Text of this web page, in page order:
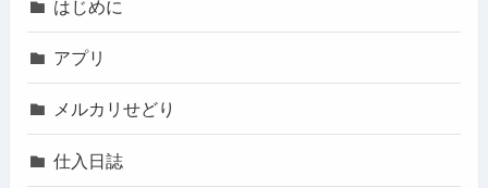
はじめに
アプリ
メルカリせどり
仕入日誌